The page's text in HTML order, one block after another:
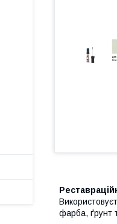
фарба, ґрунт